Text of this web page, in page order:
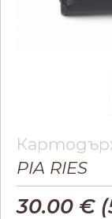
PIA RIES
30.00 € (